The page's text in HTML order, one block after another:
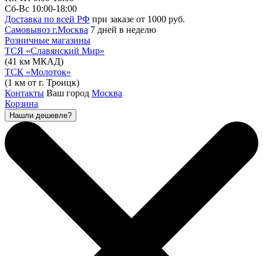
Сб-Вс 10:00-18:00
Доставка по всей РФ при заказе от 1000 руб.
Самовывоз г.Москва 7 дней в неделю
Розничные магазины
ТСЯ «Славянский Мир»
(41 км МКАД)
ТСК «Молоток»
(1 км от г. Троицк)
Контакты Ваш город Москва
Корзина
Нашли дешевле?